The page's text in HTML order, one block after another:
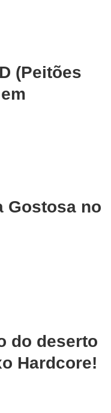
(Peitões
Gostosa no
do deserto
Hardcore!